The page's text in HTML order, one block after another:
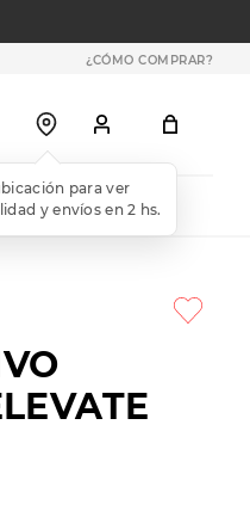
¿CÓMO COMPRAR?